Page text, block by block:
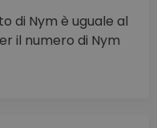
di Nym è uguale al
il numero di Nym